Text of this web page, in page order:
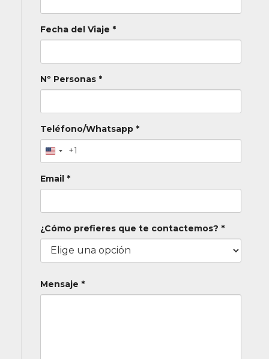
Fecha del Viaje *
Nº Personas *
Teléfono/Whatsapp *
+1
Email *
¿Cómo prefieres que te contactemos? *
Mensaje *